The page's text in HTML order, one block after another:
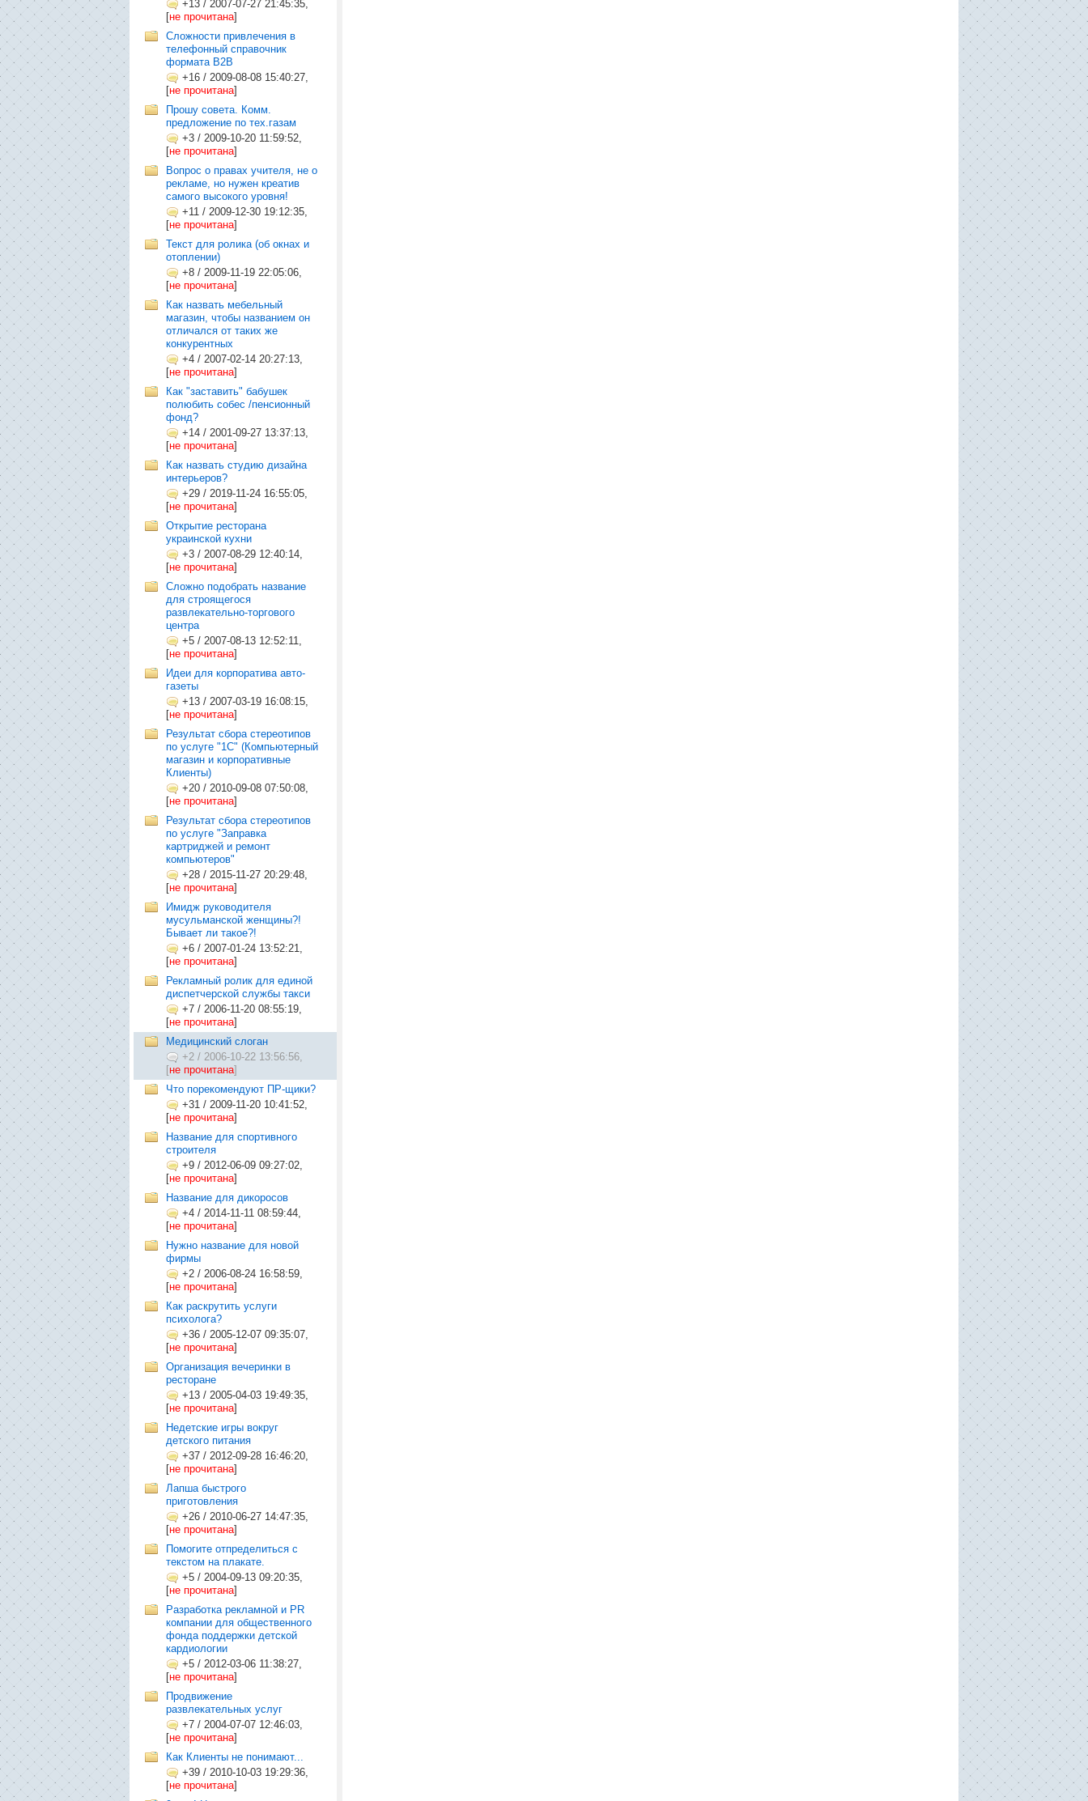
+13 / 2007-07-27 21:45:35,
[не прочитана]
Сложности привлечения в
телефонный справочник
формата B2B
+16 / 2009-08-08 15:40:27,
[не прочитана]
Прошу совета. Комм.
предложение по тех.газам
+3 / 2009-10-20 11:59:52,
[не прочитана]
Вопрос о правах учителя, не о
рекламе, но нужен креатив
самого высокого уровня!
+11 / 2009-12-30 19:12:35,
[не прочитана]
Текст для ролика (об окнах и
отоплении)
+8 / 2009-11-19 22:05:06,
[не прочитана]
Как назвать мебельный
магазин, чтобы названием он
отличался от таких же
конкурентных
+4 / 2007-02-14 20:27:13,
[не прочитана]
Как "заставить" бабушек
полюбить собес /пенсионный
фонд?
+14 / 2001-09-27 13:37:13,
[не прочитана]
Как назвать студию дизайна
интерьеров?
+29 / 2019-11-24 16:55:05,
[не прочитана]
Открытие ресторана
украинской кухни
+3 / 2007-08-29 12:40:14,
[не прочитана]
Сложно подобрать название
для строящегося
развлекательно-торгового
центра
+5 / 2007-08-13 12:52:11,
[не прочитана]
Идеи для корпоратива авто-
газеты
+13 / 2007-03-19 16:08:15,
[не прочитана]
Результат сбора стереотипов
по услуге "1С" (Компьютерный
магазин и корпоративные
Клиенты)
+20 / 2010-09-08 07:50:08,
[не прочитана]
Результат сбора стереотипов
по услуге "Заправка
картриджей и ремонт
компьютеров"
+28 / 2015-11-27 20:29:48,
[не прочитана]
Имидж руководителя
мусульманской женщины?!
Бывает ли такое?!
+6 / 2007-01-24 13:52:21,
[не прочитана]
Рекламный ролик для единой
диспетчерской службы такси
+7 / 2006-11-20 08:55:19,
[не прочитана]
Медицинский слоган
+2 / 2006-10-22 13:56:56,
[не прочитана]
Что порекомендуют ПР-щики?
+31 / 2009-11-20 10:41:52,
[не прочитана]
Название для спортивного
строителя
+9 / 2012-06-09 09:27:02,
[не прочитана]
Название для дикоросов
+4 / 2014-11-11 08:59:44,
[не прочитана]
Нужно название для новой
фирмы
+2 / 2006-08-24 16:58:59,
[не прочитана]
Как раскрутить услуги
психолога?
+36 / 2005-12-07 09:35:07,
[не прочитана]
Организация вечеринки в
ресторане
+13 / 2005-04-03 19:49:35,
[не прочитана]
Недетские игры вокруг
детского питания
+37 / 2012-09-28 16:46:20,
[не прочитана]
Лапша быстрого
приготовления
+26 / 2010-06-27 14:47:35,
[не прочитана]
Помогите отпределиться с
текстом на плакате.
+5 / 2004-09-13 09:20:35,
[не прочитана]
Разработка рекламной и PR
компании для общественного
фонда поддержки детской
кардиологии
+5 / 2012-03-06 11:38:27,
[не прочитана]
Продвижение
развлекательных услуг
+7 / 2004-07-07 12:46:03,
[не прочитана]
Как Клиенты не понимают...
+39 / 2010-10-03 19:29:36,
[не прочитана]